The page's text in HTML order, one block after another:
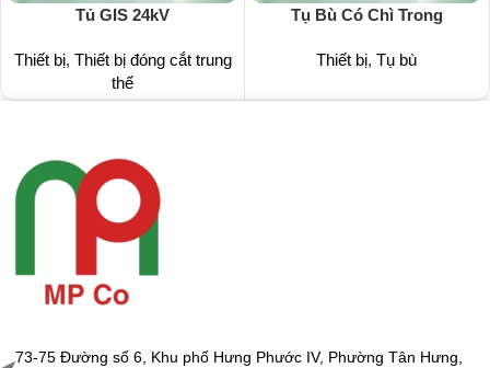
Tủ GIS 24kV
Thiết bị, Thiết bị đóng cắt trung
thế
Tụ Bù Có Chì Trong
Thiết bị, Tụ bù
73-75 Đường số 6, Khu phố Hưng Phước IV, Phường Tân Hưng,